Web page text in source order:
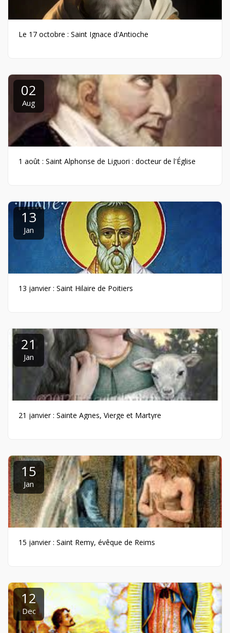
Le 17 octobre : Saint Ignace d'Antioche
02
Aug
1 août : Saint Alphonse de Liguori : docteur de l'Église
13
Jan
13 janvier : Saint Hilaire de Poitiers
21
Jan
21 janvier : Sainte Agnes, Vierge et Martyre
15
Jan
15 janvier : Saint Remy, évêque de Reims
12
Dec